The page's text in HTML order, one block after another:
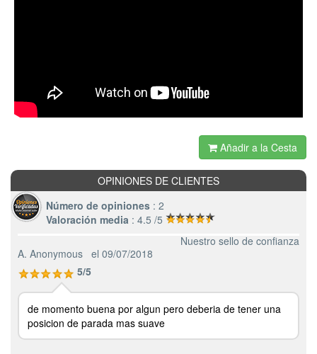
Añadir a la Cesta
OPINIONES DE CLIENTES
Número de opiniones : 2
Valoración media : 4.5 /5
Nuestro sello de confianza
A. Anonymous el 09/07/2018
5/5
de momento buena por algun pero deberia de tener una
posicion de parada mas suave